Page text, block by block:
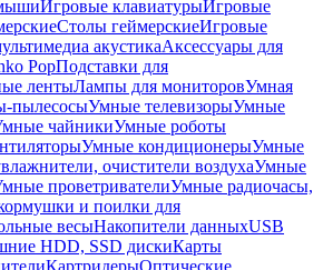
Игровые клавиатурыИгровые
Столы геймерскиеИгровые
акустикаАксессуары для
PopПодставки для
лентыЛампы для мониторовУмная
пылесосыУмные телевизорыУмные
чайникиУмные роботы
Умные кондиционерыУмные
очистители воздухаУмные
проветривателиУмные радиочасы,
и поилки для
весыНакопители данныхUSB
HDD, SSD дискиКарты
КартридерыОптические